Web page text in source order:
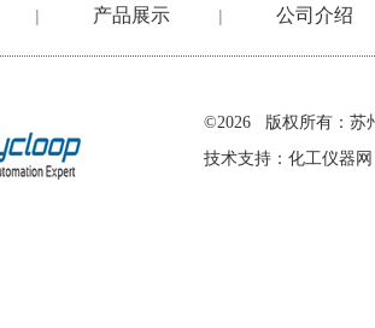
| 产品展示 | 公司介绍
©2026 版权所有：苏
技术支持： 化工仪器网